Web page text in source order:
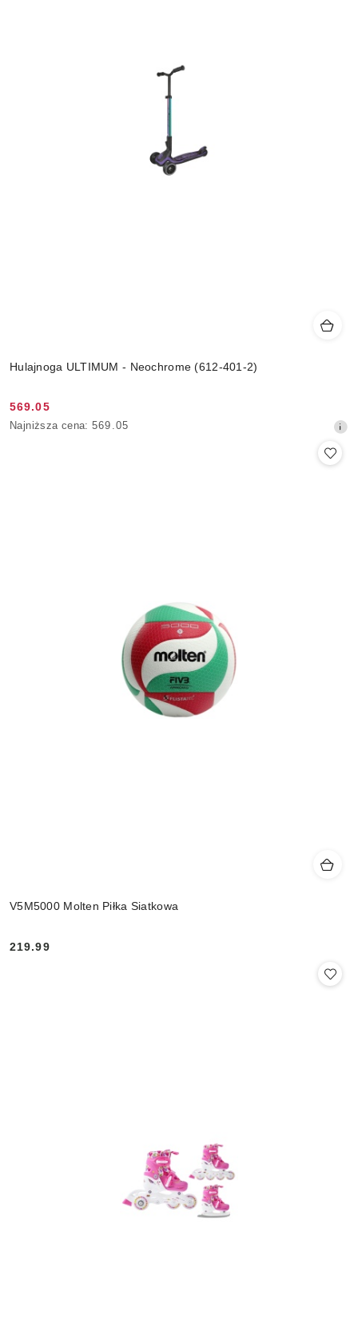
Hulajnoga ULTIMUM - Neochrome (612-401-2)
Cena
promocyjna:
569.05
Najniższa
Najniższa cena: 569.05
V5M5000 Molten Piłka Siatkowa
Cena:
219.99